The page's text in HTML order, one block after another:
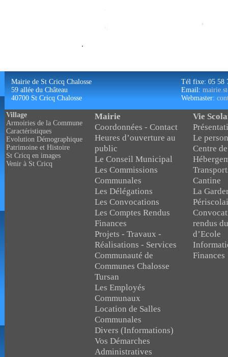
Mairie de St Cricq Chalosse
59 allée du Château
40700 St Cricq Chalosse
Tél fixe: 05 58
Email:
Webmaster:
Village
Armoiries de la Commune
Caractéristiques
Evolution Démographique
Patrimoine et Histoire
St Cricq en images
Venir à St Cricq
Mairie
Coordonnées - Contact
Heures d’ouverture au
public
Le Conseil Municipal
Les Commissions
Communales
Les Délégations
Les Convocations
Les Comptes Rendus
Finances
Projets - Travaux -
Réalisations - Services
Communauté de
Communes Chalosse
Tursan
Les Employés
Communaux
Location de Salles
Communales
Divers (Informations)
Vos Démarches
Administratives
Vie
Le
Centre
Cantine
La
rendus
d’Ecole
Finances